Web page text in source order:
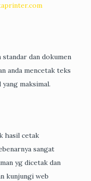
dan dokumen
anda mencetak teks
maksimal.
hasil cetak
sangat
yg dicetak dan
kunjungi web